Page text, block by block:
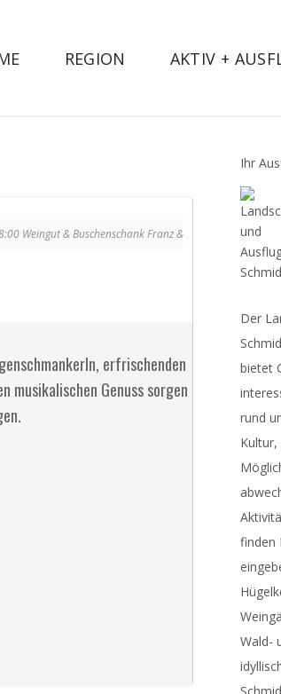
REGION AKTIV +
Weingut & Buschenschank Franz &
erfrischenden
musikalischen Genuss sorgen
Ihr
Der
bietet
rund
finden
Wald-